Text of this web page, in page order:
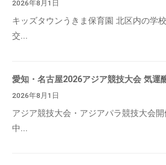
2026年8月1日
キッズタウンうきま保育園 北区内の学
交...
愛知・名古屋2026アジア競技大会 気運
2026年8月1日
アジア競技大会・アジアパラ競技大会
中...